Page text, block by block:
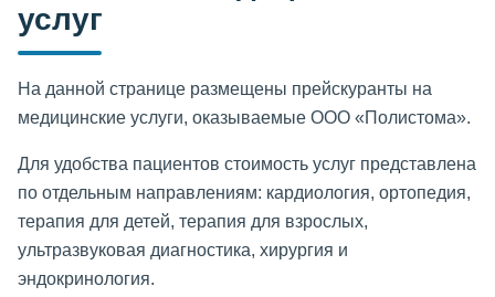
услуг
На данной странице размещены прейскуранты на
медицинские услуги, оказываемые ООО «Полистома».
Для удобства пациентов стоимость услуг представлена
по отдельным направлениям: кардиология, ортопедия,
терапия для детей, терапия для взрослых,
ультразвуковая диагностика, хирургия и
эндокринология.